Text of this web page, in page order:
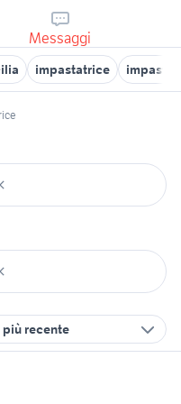
Messaggi
impastatrice
più recente